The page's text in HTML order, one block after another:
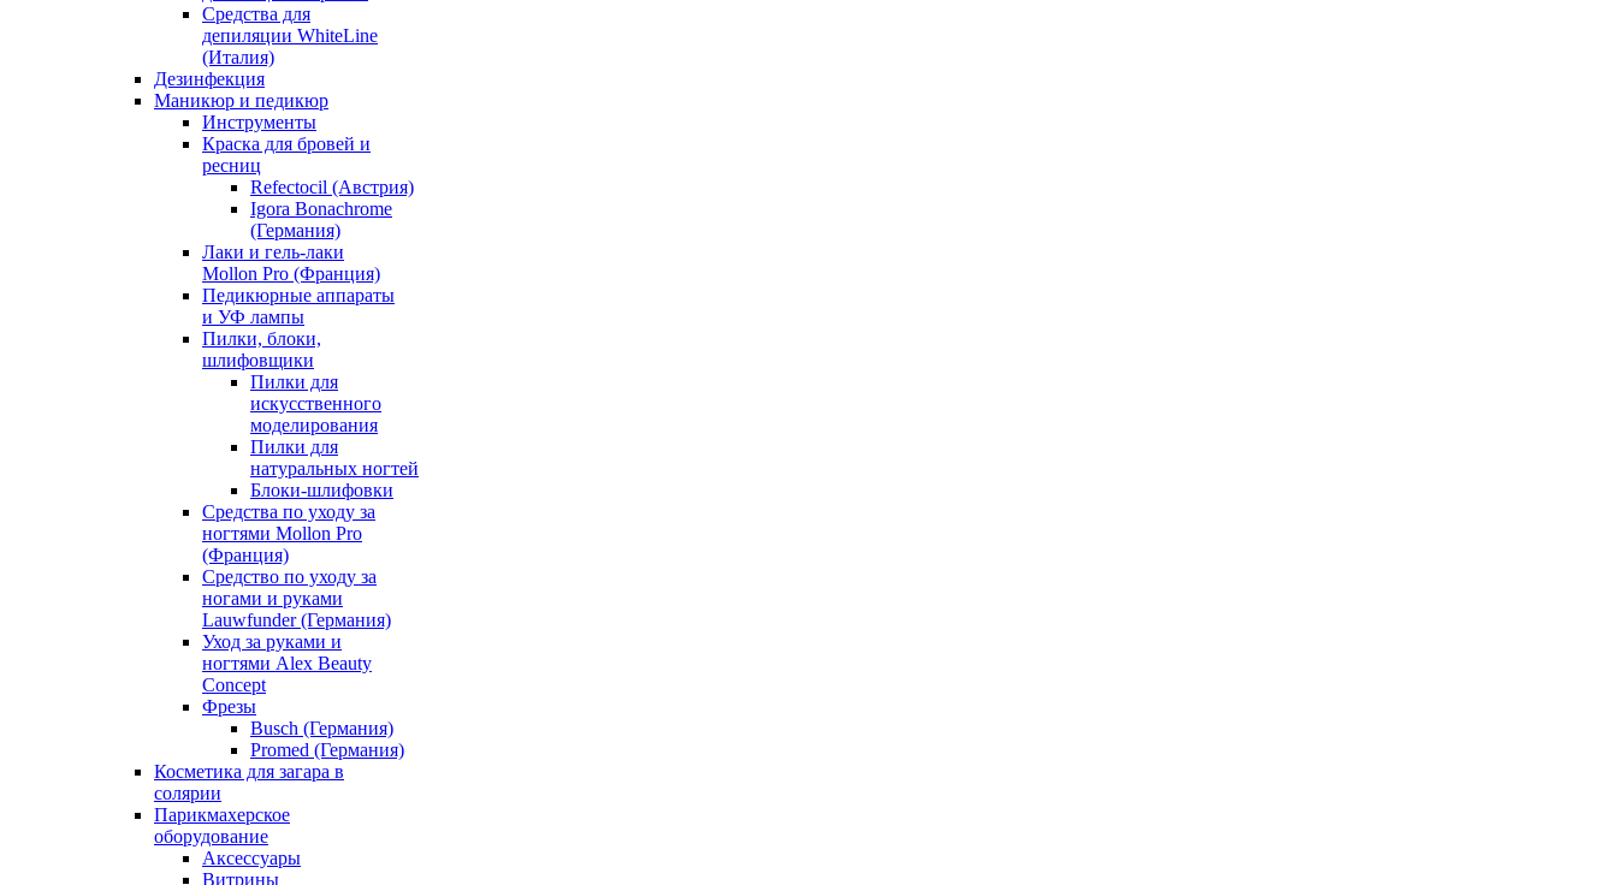
Средства для
депиляции WhiteLine
(Италия)
Дезинфекция
Маникюр и педикюр
Инструменты
Краска для бровей и
ресниц
Refectocil (Австрия)
Igora Bonachrome
(Германия)
Лаки и гель-лаки
Mollon Pro (Франция)
Педикюрные аппараты
и УФ лампы
Пилки, блоки,
шлифовщики
Пилки для
искусственного
моделирования
Пилки для
натуральных ногтей
Блоки-шлифовки
Средства по уходу за
ногтями Mollon Pro
(Франция)
Средство по уходу за
ногами и руками
Lauwfunder (Германия)
Уход за руками и
ногтями Alex Beauty
Concept
Фрезы
Busch (Германия)
Promed (Германия)
Косметика для загара в
солярии
Парикмахерское
оборудование
Аксессуары
Витрины